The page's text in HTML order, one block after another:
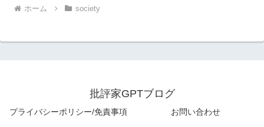
ホーム society
批評家GPTブログ
プライバシーポリシー/免責事項 お問い合わせ